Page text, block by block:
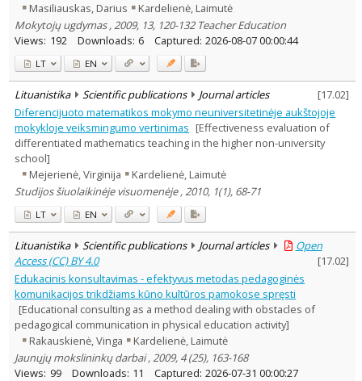
Masiliauskas, Darius
Kardelienė, Laimutė
Mokytojų ugdymas , 2009, 13, 120-132 Teacher Education
Views: 192 Downloads: 6 Captured: 2026-08-07 00:00:44
LT EN
Lituanistika Scientific publications Journal articles [17.02]
Diferencijuoto matematikos mokymo neuniversitetinėje aukštojoje
mokykloje veiksmingumo vertinimas [Effectiveness evaluation of
differentiated mathematics teaching in the higher non-university
school]
Mejerienė, Virginija
Kardelienė, Laimutė
Studijos šiuolaikinėje visuomenėje , 2010, 1(1), 68-71
LT EN
Lituanistika Scientific publications Journal articles
Open
Access (CC) BY 4.0
[17.02]
Edukacinis konsultavimas - efektyvus metodas pedagoginės
komunikacijos trikdžiams kūno kultūros pamokose spręsti
[Educational consulting as a method dealing with obstacles of
pedagogical communication in physical education activity]
Rakauskienė, Vinga
Kardelienė, Laimutė
Jaunųjų mokslininkų darbai , 2009, 4 (25), 163-168
Views: 99 Downloads: 11 Captured: 2026-07-31 00:00:27